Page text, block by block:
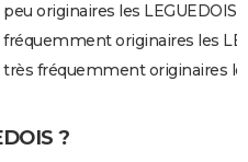
originaires les LEGUEDOIS
originaires les
fréquemment originaires
?